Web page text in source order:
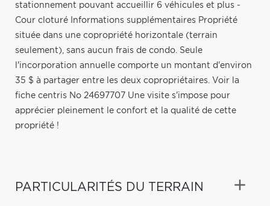
stationnement pouvant accueillir 6 véhicules et plus -
Cour cloturé Informations supplémentaires Propriété
située dans une copropriété horizontale (terrain
seulement), sans aucun frais de condo. Seule
l'incorporation annuelle comporte un montant d'environ
35 $ à partager entre les deux copropriétaires. Voir la
fiche centris No 24697707 Une visite s'impose pour
apprécier pleinement le confort et la qualité de cette
propriété !
PARTICULARITÉS DU TERRAIN